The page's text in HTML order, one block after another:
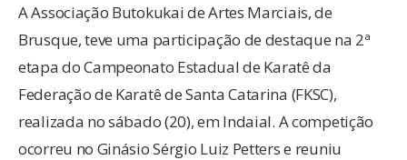
A Associação Butokukai de Artes Marciais, de
Brusque, teve uma participação de destaque na 2ª
etapa do Campeonato Estadual de Karatê da
Federação de Karatê de Santa Catarina (FKSC),
realizada no sábado (20), em Indaial. A competição
ocorreu no Ginásio Sérgio Luiz Petters e reuniu